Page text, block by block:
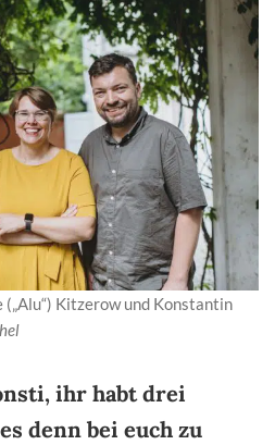
(„Alu“) Kitzerow und Konstantin
ihr habt drei
denn bei euch zu